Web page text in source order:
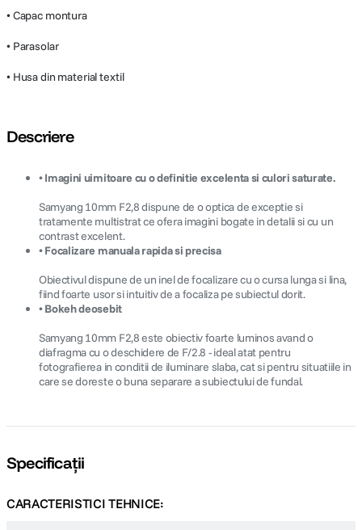
• Capac montura
• Parasolar
• Husa din material textil
Descriere
• Imagini uimitoare cu o definitie excelenta si culori saturate.
Samyang 10mm F2,8 dispune de o optica de exceptie si
tratamente multistrat ce ofera imagini bogate in detalii si cu un
contrast excelent.
• Focalizare manuala rapida si precisa
Obiectivul dispune de un inel de focalizare cu o cursa lunga si lina,
fiind foarte usor si intuitiv de a focaliza pe subiectul dorit.
• Bokeh deosebit
Samyang 10mm F2,8 este obiectiv foarte luminos avand o
diafragma cu o deschidere de F/2.8 - ideal atat pentru
fotografierea in conditii de iluminare slaba, cat si pentru situatiile in
care se doreste o buna separare a subiectului de fundal.
Specificații
CARACTERISTICI TEHNICE: